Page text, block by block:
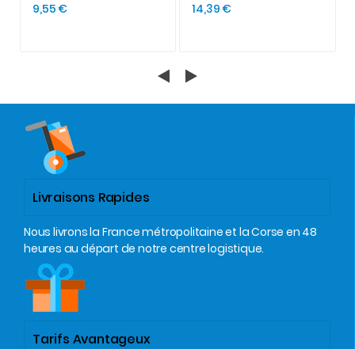
9,55 € 14,39 €
Livraisons Rapides
Nous livrons la France métropolitaine et la Corse en 48
heures au départ de notre centre logistique.
Tarifs Avantageux